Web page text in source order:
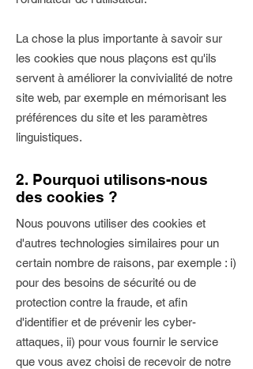
La chose la plus importante à savoir sur
les cookies que nous plaçons est qu'ils
servent à améliorer la convivialité de notre
site web, par exemple en mémorisant les
préférences du site et les paramètres
linguistiques.
2. Pourquoi utilisons-nous
des cookies ?
Nous pouvons utiliser des cookies et
d'autres technologies similaires pour un
certain nombre de raisons, par exemple : i)
pour des besoins de sécurité ou de
protection contre la fraude, et afin
d'identifier et de prévenir les cyber-
attaques, ii) pour vous fournir le service
que vous avez choisi de recevoir de notre